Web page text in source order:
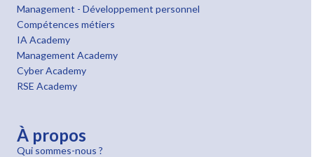
Management - Développement personnel
Compétences métiers
IA Academy
Management Academy
Cyber Academy
RSE Academy
À propos
Qui sommes-nous ?